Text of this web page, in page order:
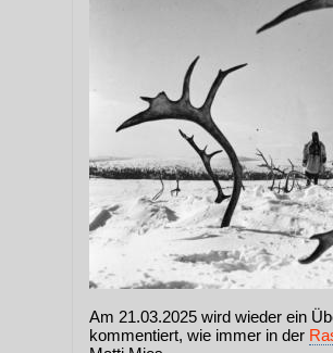
Am 21.03.2025 wird wieder ein
kommentiert, wie immer in der